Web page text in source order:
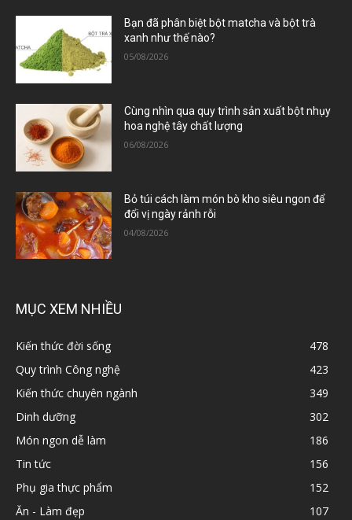
Bạn đã phân biệt bột matcha và bột trà
xanh như thế nào?
05/08/2026
Cùng nhìn qua quy trình sản xuất bột nhụy
hoa nghệ tây chất lượng
06/08/2026
Bỏ túi cách làm món bò kho siêu ngon để
đổi vị ngày rảnh rỗi
04/08/2026
MỤC XEM NHIỀU
Kiến thức đời sống
478
Quy trình Công nghệ
423
Kiến thức chuyên ngành
349
Dinh dưỡng
302
Món ngon dễ làm
186
Tin tức
156
Phụ gia thực phẩm
152
Ăn - Làm đẹp
107